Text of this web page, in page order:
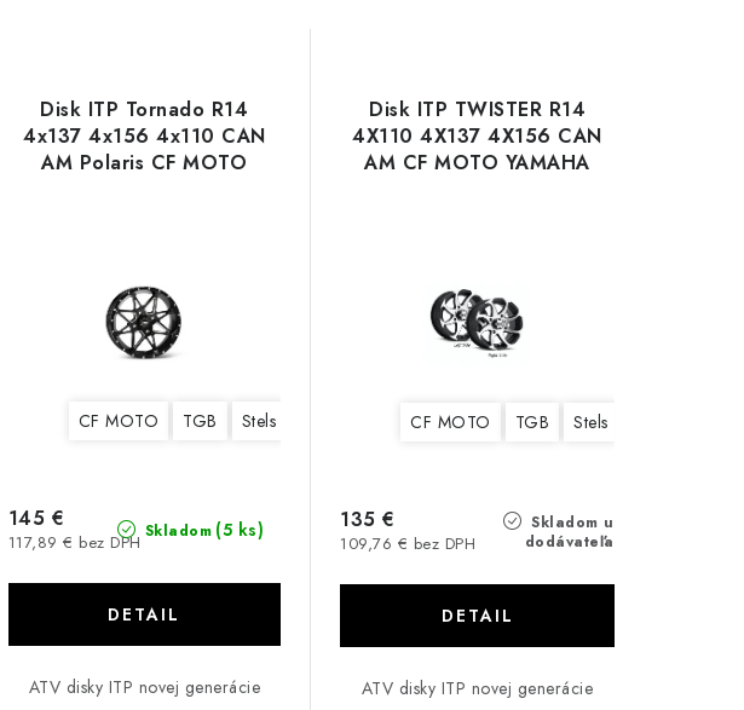
Disk ITP Tornado R14
4x137 4x156 4x110 CAN
AM Polaris CF MOTO
CF MOTO TGB Stels Suzuki Kawasaki Linhai
Skladom (5 ks)
117,89 € bez DPH
145 €
DETAIL
ATV disky ITP novej generácie
Disk ITP TWISTER R14
4X110 4X137 4X156 CAN
AM CF MOTO YAMAHA
CF MOTO TGB Stels
Skladom u
dodávateľa
109,76 € bez DPH
135 €
DETAIL
ATV disky ITP novej generácie